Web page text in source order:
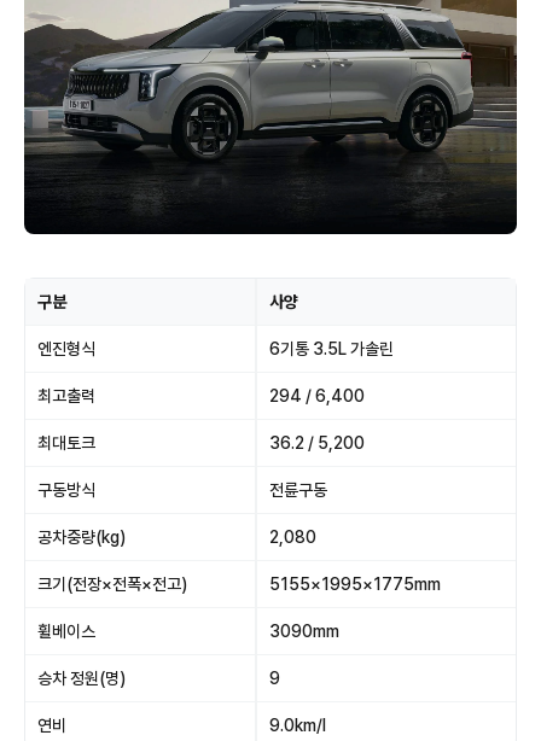
구분 사양
엔진형식 6기통 3.5L 가솔린
최고출력 294 / 6,400
최대토크 36.2 / 5,200
구동방식 전륜구동
공차중량(kg) 2,080
크기(전장×전폭×전고) 5155×1995×1775mm
휠베이스 3090mm
승차 정원(명) 9
연비 9.0km/l